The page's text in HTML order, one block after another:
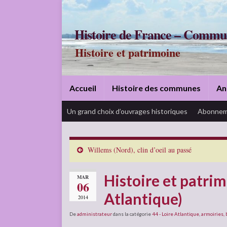
Histoire de France –
Histoire et patrimoine
Accueil Histoire des communes
Un grand choix d’ouvrages historiques
Willems (Nord), clin d’oeil au passé
MAR
06
2014
Histoire et
Atlantique)
Deadministrateurdans la catégorie44 - Loire Atlantique armoiries,